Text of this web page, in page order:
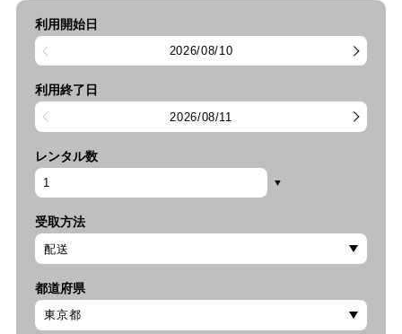
利用開始日
2026/08/10
利用終了日
2026/08/11
レンタル数
受取方法
都道府県